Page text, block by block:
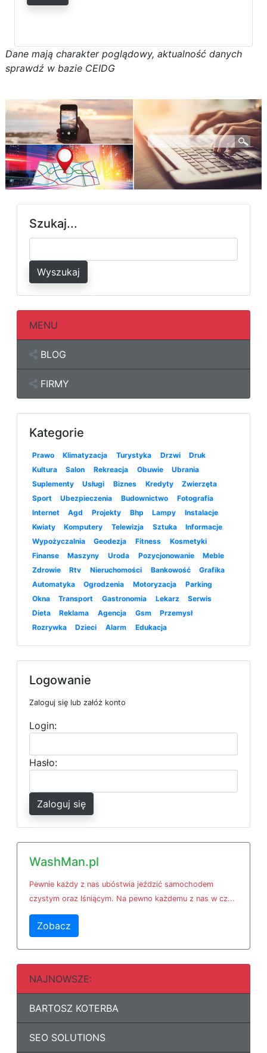
Dane mają charakter poglądowy, aktualność danych
sprawdź w bazie CEIDG
Szukaj...
Wyszukaj
MENU
BLOG
FIRMY
Kategorie
Prawo Klimatyzacja Turystyka Drzwi
Druk
Kultura
Salon Rekreacja Obuwie
Ubrania
Suplementy
Usługi Biznes Kredyty
Zwierzęta
Sport
Ubezpieczenia Budownictwo
Fotografia
Internet
Agd Projekty Bhp Lampy
Instalacje
Kwiaty
Komputery Telewizja Sztuka
Informacje
Wypożyczalnia
Geodezja Fitness
Kosmetyki
Finanse
Maszyny Uroda Pozycjonowanie
Meble
Zdrowie
Rtv Nieruchomości Bankowość
Grafika
Automatyka
Ogrodzenia Motoryzacja
Parking
Okna
Transport Gastronomia Lekarz
Serwis
Dieta
Reklama Agencja Gsm
Przemysł
Rozrywka
Dzieci Alarm Edukacja
Logowanie
Zaloguj się lub załóż konto
Login:
Hasło:
Zaloguj się
WashMan.pl
Pewnie każdy z nas ubóstwia jeździć samochodem
czystym oraz lśniącym. Na pewno każdemu z nas w cz...
Zobacz
NAJNOWSZE:
BARTOSZ KOTERBA
SEO SOLUTIONS